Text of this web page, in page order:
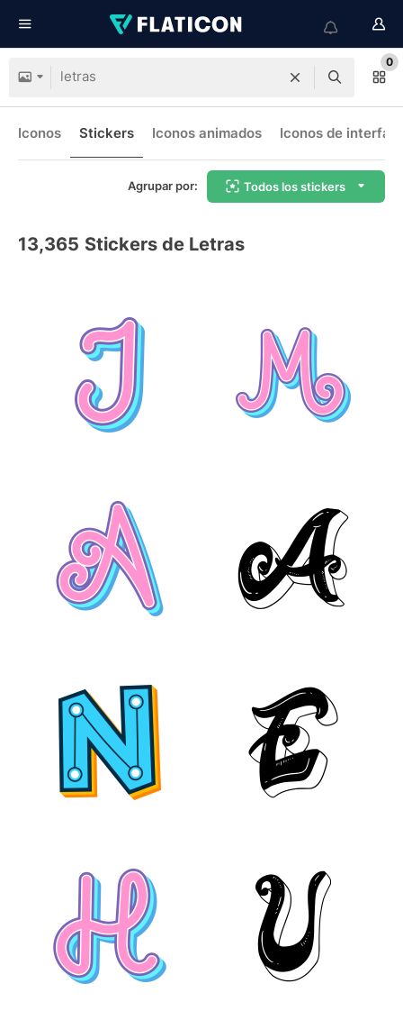
0
Iconos Stickers Iconos animados Iconos de interfaz
Agrupar por: Todos los stickers
13,365 Stickers de Letras